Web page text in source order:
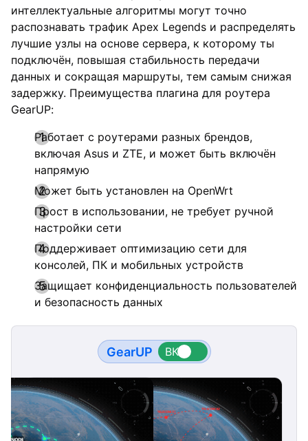
интеллектуальные алгоритмы могут точно
распознавать трафик Apex Legends и распределять
лучшие узлы на основе сервера, к которому ты
подключён, повышая стабильность передачи
данных и сокращая маршруты, тем самым снижая
задержку. Преимущества плагина для роутера
GearUP:
Работает с роутерами разных брендов,
включая Asus и ZTE, и может быть включён
напрямую
Может быть установлен на OpenWrt
Прост в использовании, не требует ручной
настройки сети
Поддерживает оптимизацию сети для
консолей, ПК и мобильных устройств
Защищает конфиденциальность пользователей
и безопасность данных
GearUP